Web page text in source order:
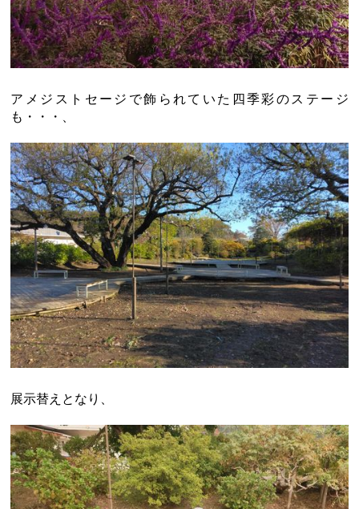
アメジストセージで飾られていた四季彩のステージ
も・・・、
展示替えとなり、